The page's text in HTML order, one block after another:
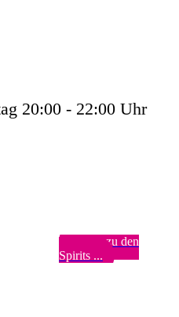
20:00 - 22:00 Uhr
Weiter zu den
Spirits ...